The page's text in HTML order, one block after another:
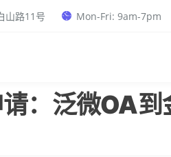
山路11号 Mon-Fri: 9am-7pm
：泛微OA